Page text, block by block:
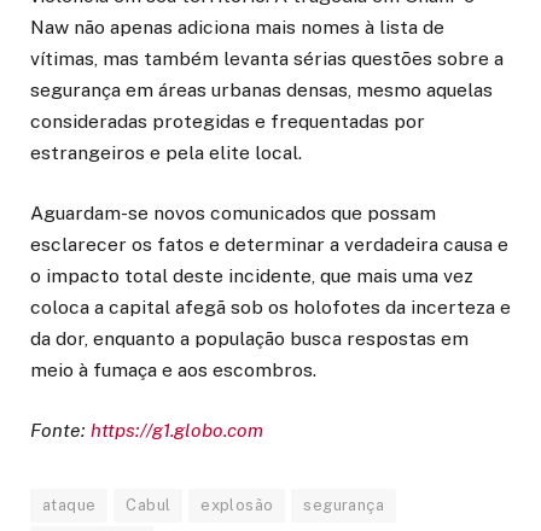
Naw não apenas adiciona mais nomes à lista de
vítimas, mas também levanta sérias questões sobre a
segurança em áreas urbanas densas, mesmo aquelas
consideradas protegidas e frequentadas por
estrangeiros e pela elite local.
Aguardam-se novos comunicados que possam
esclarecer os fatos e determinar a verdadeira causa e
o impacto total deste incidente, que mais uma vez
coloca a capital afegã sob os holofotes da incerteza e
da dor, enquanto a população busca respostas em
meio à fumaça e aos escombros.
Fonte: https://g1.globo.com
ataque Cabul explosão segurança